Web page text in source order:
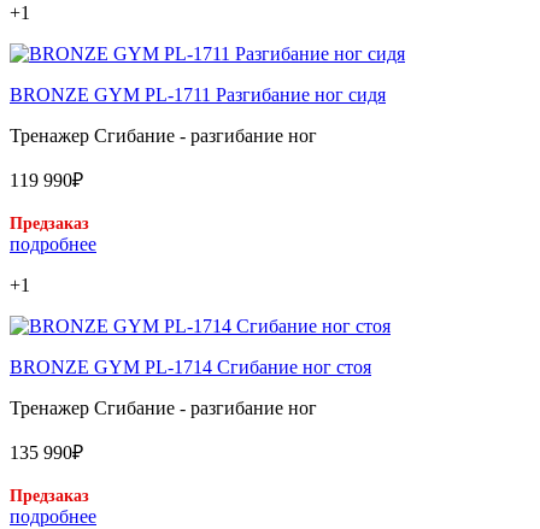
+1
BRONZE GYM PL-1711 Разгибание ног сидя
Тренажер Сгибание - разгибание ног
119 990₽
Предзаказ
подробнее
+1
BRONZE GYM PL-1714 Сгибание ног стоя
Тренажер Сгибание - разгибание ног
135 990₽
Предзаказ
подробнее